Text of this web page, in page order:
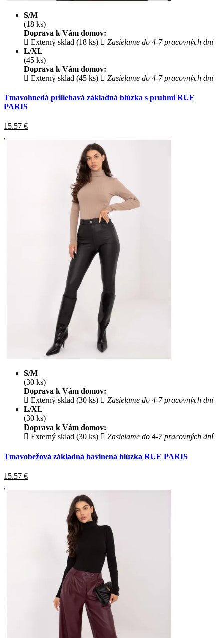
S/M
(18 ks)
Doprava k Vám domov:
Externý sklad (18 ks)
Zasielame do 4-7 pracovných dní
L/XL
(45 ks)
Doprava k Vám domov:
Externý sklad (45 ks)
Zasielame do 4-7 pracovných dní
Tmavohnedá priliehavá základná blúzka s pruhmi RUE
PARIS
15.57 €
S/M
(30 ks)
Doprava k Vám domov:
Externý sklad (30 ks)
Zasielame do 4-7 pracovných dní
L/XL
(30 ks)
Doprava k Vám domov:
Externý sklad (30 ks)
Zasielame do 4-7 pracovných dní
Tmavobežová základná bavlnená blúzka RUE PARIS
15.57 €